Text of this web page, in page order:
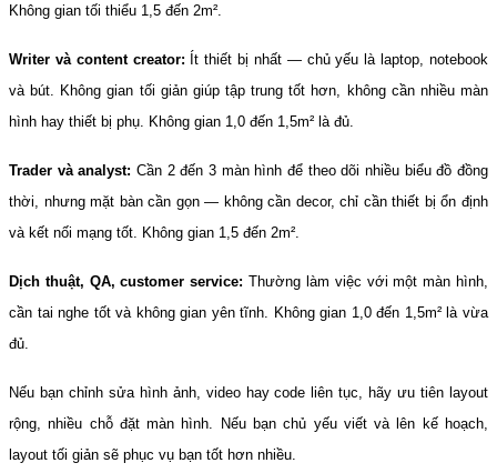
Không gian tối thiểu 1,5 đến 2m².
Writer và content creator: Ít thiết bị nhất — chủ yếu là laptop, notebook
và bút. Không gian tối giản giúp tập trung tốt hơn, không cần nhiều màn
hình hay thiết bị phụ. Không gian 1,0 đến 1,5m² là đủ.
Trader và analyst: Cần 2 đến 3 màn hình để theo dõi nhiều biểu đồ đồng
thời, nhưng mặt bàn cần gọn — không cần decor, chỉ cần thiết bị ổn định
và kết nối mạng tốt. Không gian 1,5 đến 2m².
Dịch thuật, QA, customer service: Thường làm việc với một màn hình,
cần tai nghe tốt và không gian yên tĩnh. Không gian 1,0 đến 1,5m² là vừa
đủ.
Nếu bạn chỉnh sửa hình ảnh, video hay code liên tục, hãy ưu tiên layout
rộng, nhiều chỗ đặt màn hình. Nếu bạn chủ yếu viết và lên kế hoạch,
layout tối giản sẽ phục vụ bạn tốt hơn nhiều.